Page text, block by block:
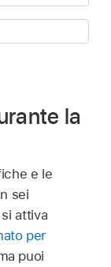
la
e le
sei
attiva
per
puoi